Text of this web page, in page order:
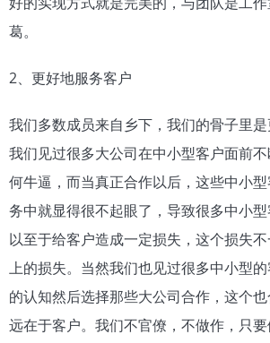
葛。
2、更好地服务客户
我们多数成员来自乡下，我们的骨子里是
我们见过很多大公司在中小型客户面前
何牛逼，而当真正合作以后，这些中小
务中就显得很不起眼了，导致很多中小型
以至于给客户造成一定损失，这个损失
上的损失。当然我们也见过很多中小型
的认知然后选择那些大公司合作，这个
远在于客户。我们不官僚，不做作，只